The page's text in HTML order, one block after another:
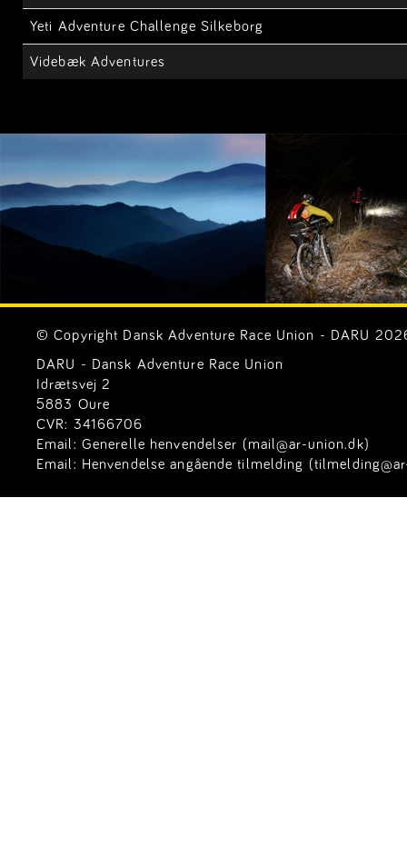
Yeti Adventure Challenge Silkeborg
Videbæk Adventures
© Copyright Dansk Adventure Race Union - DARU
DARU - Dansk Adventure Race Union
Idrætsvej 2
5883 Oure
CVR: 34166706
Email: Generelle henvendelser (mail@ar-union.dk)
Email: Henvendelse angående tilmelding